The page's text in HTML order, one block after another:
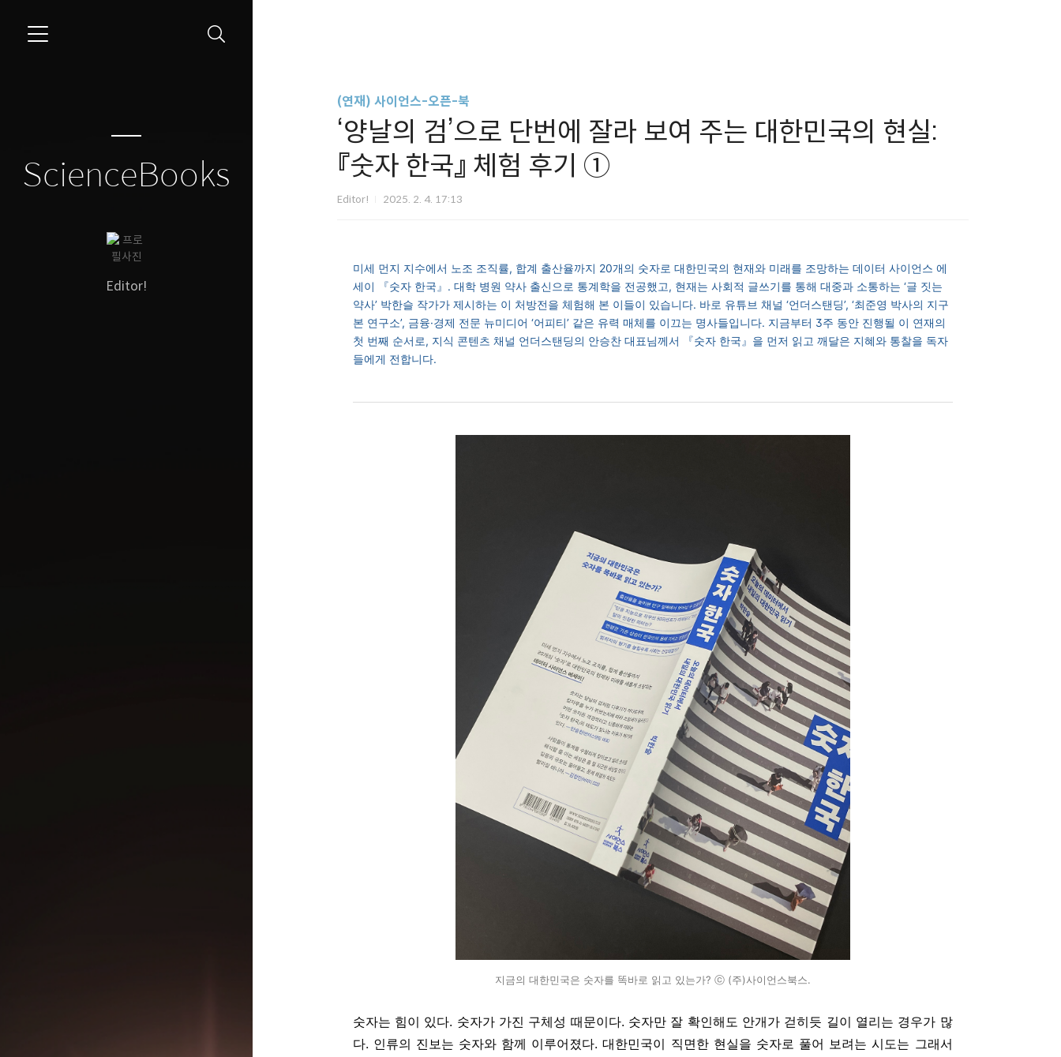
ScienceBooks
Editor!
(연재) 사이언스-오픈-북
‘양날의 검’으로 단번에 잘라 보여 주는 대한민국의 현실:
『숫자 한국』 체험 후기 ①
Editor! 2025. 2. 4. 17:13
미세 먼지 지수에서 노조 조직률, 합계 출산율까지 20개의 숫자로 대한민국의 현재와 미래를 조망하는 데이터 사이언스 에
세이 『숫자 한국』. 대학 병원 약사 출신으로 통계학을 전공했고, 현재는 사회적 글쓰기를 통해 대중과 소통하는 ‘글 짓는
약사’ 박한슬 작가가 제시하는 이 처방전을 체험해 본 이들이 있습니다. 바로 유튜브 채널 ‘언더스탠딩’, ‘최준영 박사의 지구
본 연구소’, 금융·경제 전문 뉴미디어 ‘어피티’ 같은 유력 매체를 이끄는 명사들입니다. 지금부터 3주 동안 진행될 이 연재의
첫 번째 순서로, 지식 콘텐츠 채널 언더스탠딩의 안승찬 대표님께서 『숫자 한국』을 먼저 읽고 깨달은 지혜와 통찰을 독자
들에게 전합니다.
지금의 대한민국은 숫자를 똑바로 읽고 있는가? ⓒ (주)사이언스북스.
숫자는 힘이 있다. 숫자가 가진 구체성 때문이다. 숫자만 잘 확인해도 안개가 걷히듯 길이 열리는 경우가 많
다. 인류의 진보는 숫자와 함께 이루어졌다. 대한민국이 직면한 현실을 숫자로 풀어 보려는 시도는 그래서